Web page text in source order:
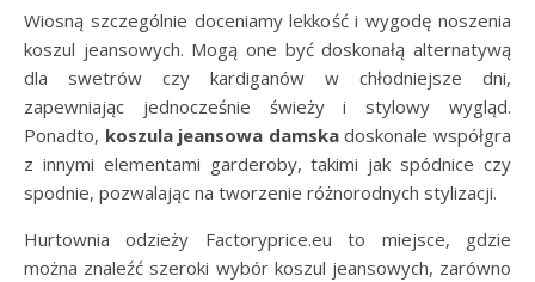
Wiosną szczególnie doceniamy lekkość i wygodę noszenia
koszul jeansowych. Mogą one być doskonałą alternatywą
dla swetrów czy kardiganów w chłodniejsze dni,
zapewniając jednocześnie świeży i stylowy wygląd.
Ponadto, koszula jeansowa damskadoskonale współgra
z innymi elementami garderoby, takimi jak spódnice czy
spodnie, pozwalając na tworzenie różnorodnych stylizacji.
Hurtownia odzieży Factoryprice.eu to miejsce, gdzie
można znaleźć szeroki wybór koszul jeansowych, zarówno